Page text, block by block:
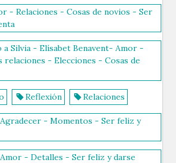
- Relaciones - Cosas de novios - Ser
a Silvia - Elísabet Benavent- Amor -
relaciones - Elecciones - Cosas de
Reflexión Relaciones
- Momentos - Ser feliz y
- Detalles - Ser feliz y darse